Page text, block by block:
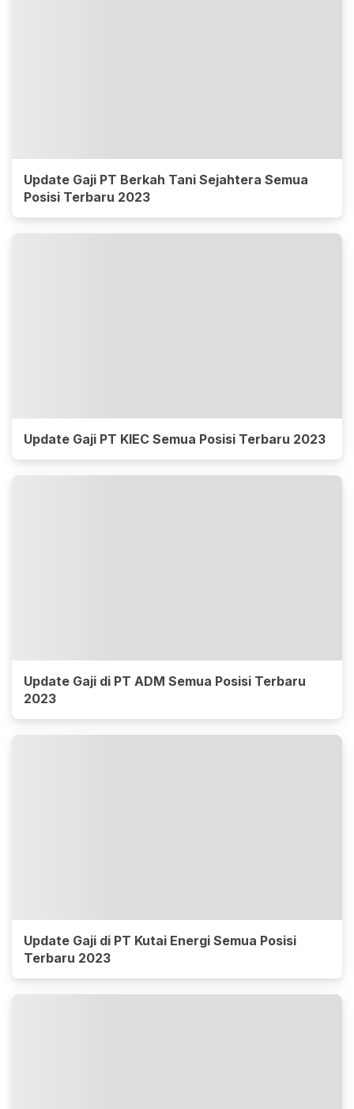
Update Gaji PT Berkah Tani Sejahtera Semua
Posisi Terbaru 2023
Update Gaji PT KIEC Semua Posisi Terbaru 2023
Update Gaji di PT ADM Semua Posisi Terbaru
2023
Update Gaji di PT Kutai Energi Semua Posisi
Terbaru 2023